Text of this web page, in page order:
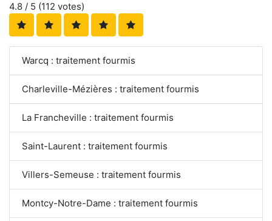
4.8 / 5 (112 votes)
Warcq : traitement fourmis
Charleville-Mézières : traitement fourmis
La Francheville : traitement fourmis
Saint-Laurent : traitement fourmis
Villers-Semeuse : traitement fourmis
Montcy-Notre-Dame : traitement fourmis